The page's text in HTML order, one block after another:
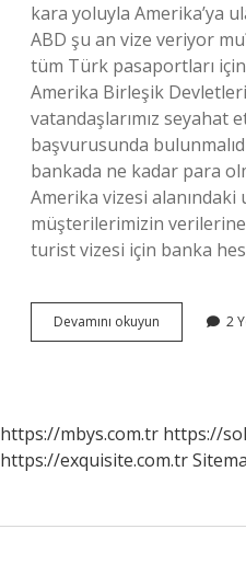
kara yoluyla Amerika’ya
ABD şu an vize veriyor
tüm Türk pasaportları
Amerika Birleşik
vatandaşlarımız seyahat
başvurusunda
bankada ne kadar para
Amerika vizesi alanındaki
müşterilerimizin verilerine
turist vizesi için banka
Devamını okuyun Türkiyeden
Amerikaya
2
https://mbys.com.tr https://
https://exquisite.com.tr